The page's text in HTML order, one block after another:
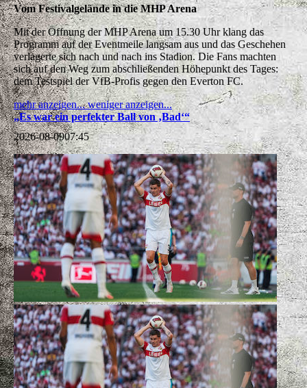
Vom Festivalgelände in die MHP Arena
Mit der Öffnung der MHP Arena um 15.30 Uhr klang das
Programm auf der Eventmeile langsam aus und das Geschehen
verlagerte sich nach und nach ins Stadion. Die Fans machten
sich auf den Weg zum abschließenden Höhepunkt des Tages:
dem Testspiel der VfB-Profis gegen den Everton FC.
mehr anzeigen...weniger anzeigen...
„Es war ein perfekter Ball von ‚Bad‘“
2026-08-0907:45